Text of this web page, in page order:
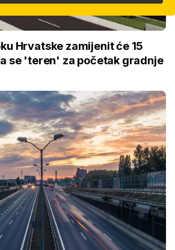
Hrvatske zamijenit će 15
se 'teren' za početak gradnje